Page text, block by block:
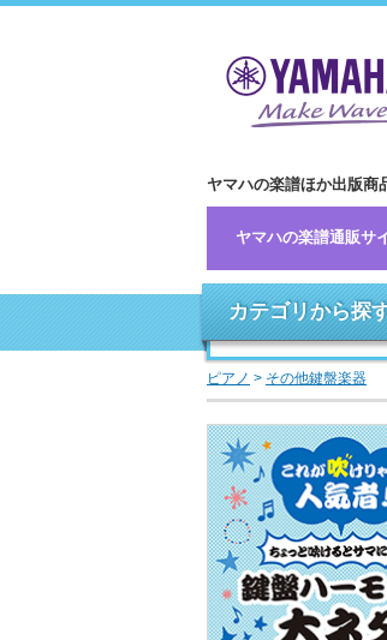
ヤマハの楽譜ほか出版商
ヤマハの楽譜通販サ
カテゴリから探
ピアノ > その他鍵盤楽器